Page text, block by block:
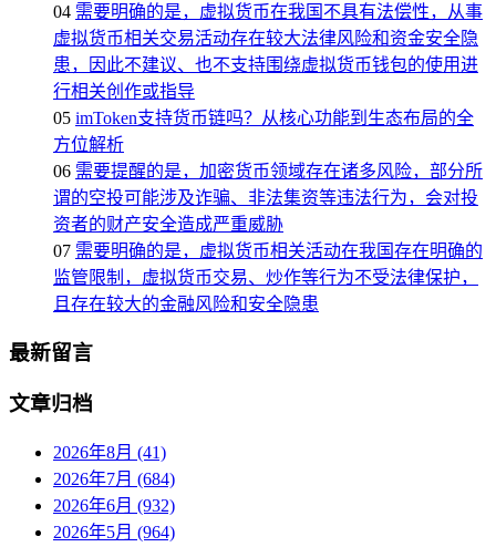
04 需要明确的是，虚拟货币在我国不具有法偿性，从事
虚拟货币相关交易活动存在较大法律风险和资金安全隐
患，因此不建议、也不支持围绕虚拟货币钱包的使用进
行相关创作或指导
05 imToken支持货币链吗？从核心功能到生态布局的全
方位解析
06 需要提醒的是，加密货币领域存在诸多风险，部分所
谓的空投可能涉及诈骗、非法集资等违法行为，会对投
资者的财产安全造成严重威胁
07 需要明确的是，虚拟货币相关活动在我国存在明确的
监管限制，虚拟货币交易、炒作等行为不受法律保护，
且存在较大的金融风险和安全隐患
最新留言
文章归档
2026年8月 (41)
2026年7月 (684)
2026年6月 (932)
2026年5月 (964)